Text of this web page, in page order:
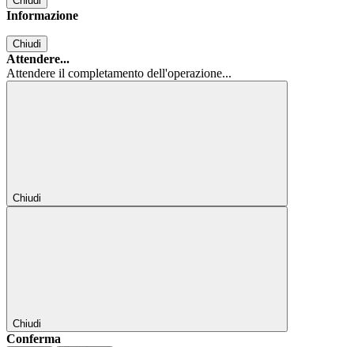
Informazione
Chiudi
Attendere...
Attendere il completamento dell'operazione...
Chiudi
Chiudi
Conferma